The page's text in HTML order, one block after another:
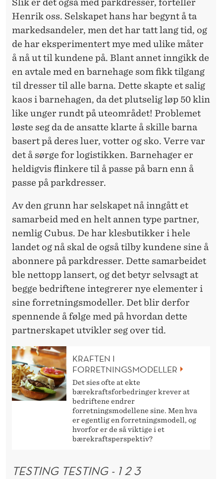
Slik er det også med parkdresser, forteller
Henrik oss. Selskapet hans har begynt å ta
markedsandeler, men det har tatt lang tid, og
de har eksperimentert mye med ulike måter
å nå ut til kundene på. Blant annet inngikk de
en avtale med en barnehage som fikk tilgang
til dresser til alle barna. Dette skapte et salig
kaos i barnehagen, da det plutselig løp 50 klin
like unger rundt på uteområdet! Problemet
løste seg da de ansatte klarte å skille barna
basert på deres luer, votter og sko. Verre var
det å sørge for logistikken. Barnehager er
heldigvis flinkere til å passe på barn enn å
passe på parkdresser.
Av den grunn har selskapet nå inngått et
samarbeid med en helt annen type partner,
nemlig Cubus. De har klesbutikker i hele
landet og nå skal de også tilby kundene sine å
abonnere på parkdresser. Dette samarbeidet
ble nettopp lansert, og det betyr selvsagt at
begge bedriftene integrerer nye elementer i
sine forretningsmodeller. Det blir derfor
spennende å følge med på hvordan dette
partnerskapet utvikler seg over tid.
KRAFTEN I
FORRETNINGSMODELLER
Det sies ofte at ekte
bærekraftsforbedringer krever at
bedriftene endrer
forretningsmodellene sine. Men hva
er egentlig en forretningsmodell, og
hvorfor er de så viktige i et
bærekraftsperspektiv?
TESTING TESTING - 1 2 3